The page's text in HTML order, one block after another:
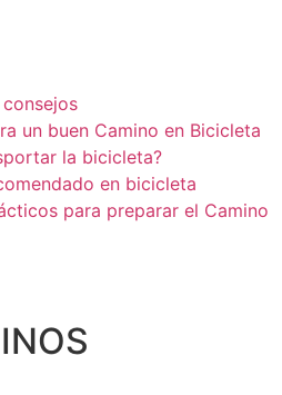
un buen Camino en Bicicleta
la bicicleta?
en bicicleta
para preparar el Camino